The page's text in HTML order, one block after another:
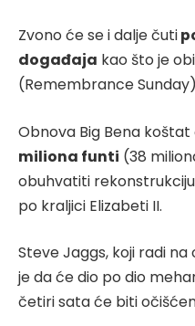
Zvono će se i dalje čuti
događaja kao što je
(Remembrance
Obnova Big Bena
miliona funti (38
obuhvatiti
po kraljici Elizabeti II.
Steve Jaggs, koji radi na
je da će dio po dio
četiri sata će biti